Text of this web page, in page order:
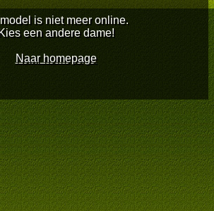
is niet meer online.
Kies een andere dame!
Naar homepage